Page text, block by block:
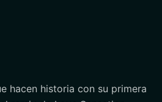
hacen historia con su primera